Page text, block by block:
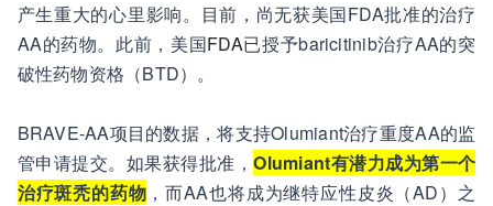
产生重大的心里影响。目前，尚无获美国FDA批准的治疗
AA的药物。此前，美国FDA已授予baricitinib治疗AA的突
破性药物资格（BTD）。
BRAVE-AA项目的数据，将支持Olumiant治疗重度AA的监
管申请提交。如果获得批准，Olumiant有潜力成为第一个
治疗斑秃的药物 ，而AA也将成为继特应性皮炎（AD）之